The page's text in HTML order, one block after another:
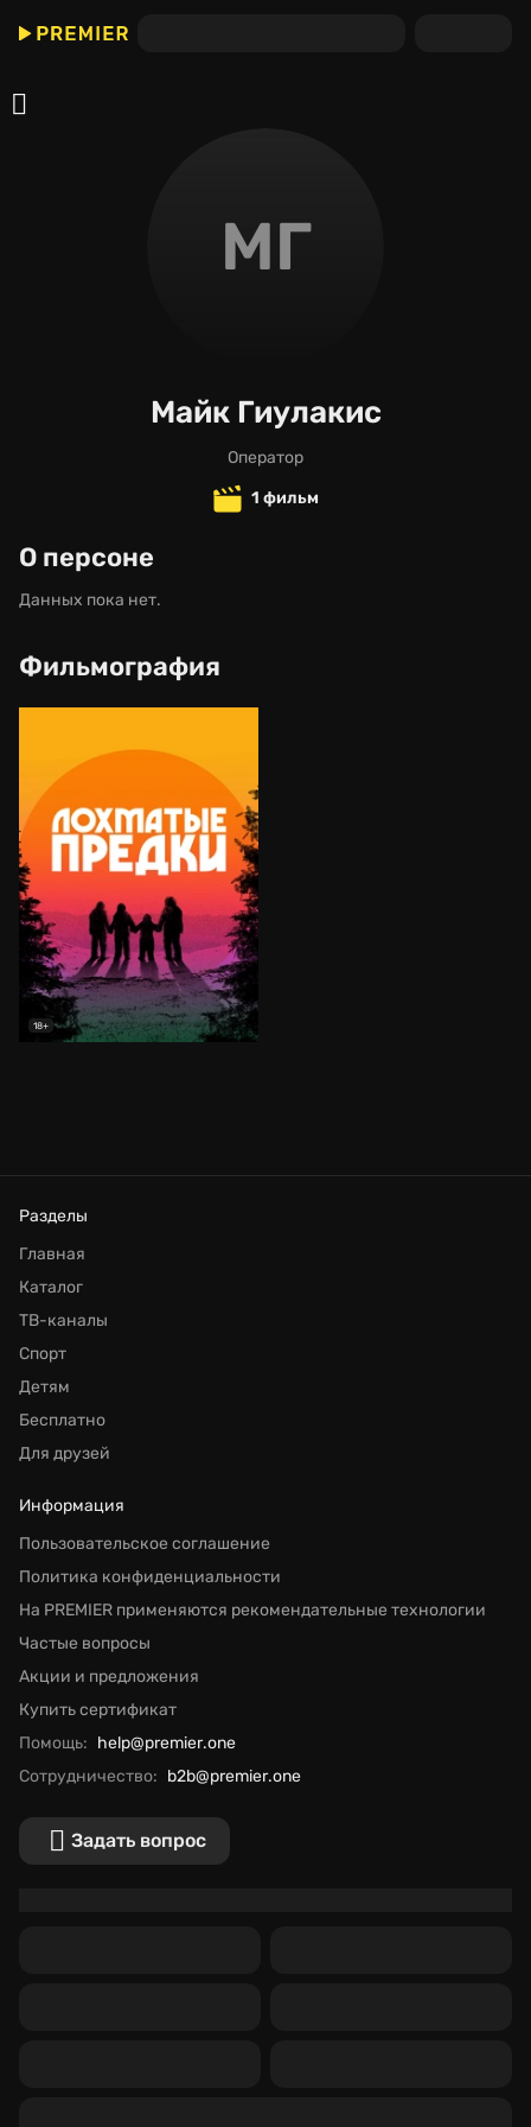
МГ
Майк Гиулакис
оператор
1 фильм
О персоне
Данных пока нет.
Фильмография
18+
Разделы
Главная
Каталог
ТВ-каналы
Спорт
Детям
Бесплатно
Для друзей
Информация
Пользовательское соглашение
Политика конфиденциальности
На PREMIER применяются рекомендательные технологии
Частые вопросы
Акции и предложения
Купить сертификат
Помощь: help@premier.one
Сотрудничество: b2b@premier.one
Задать вопрос